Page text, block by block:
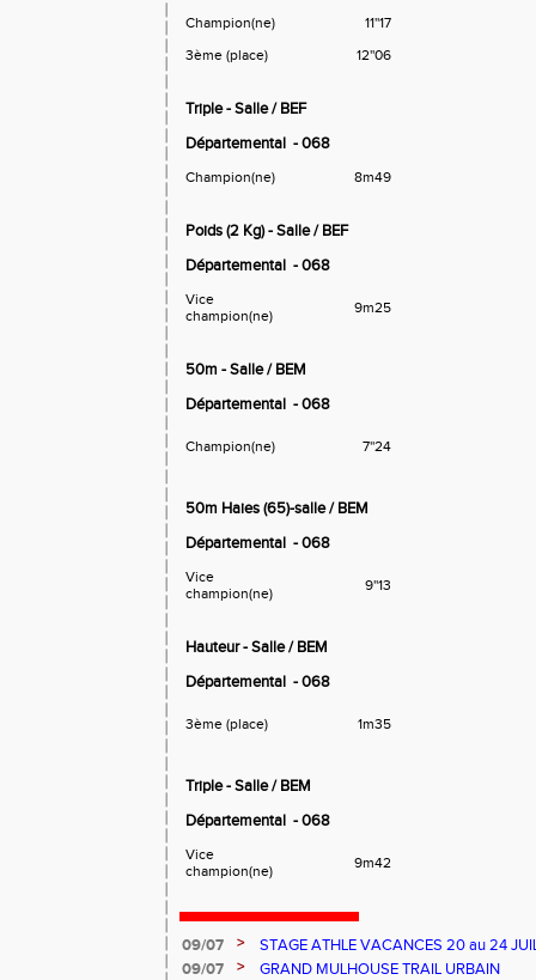
Champion(ne)
11''17
3ème (place)
12''06
Triple - Salle / BEF
Départemental - 068
Champion(ne) 8m49
Poids (2 Kg) - Salle / BEF
Départemental - 068
Vice
champion(ne)
9m25
50m - Salle / BEM
Départemental - 068
Champion(ne) 7''24
50m Haies (65)-salle / BEM
Départemental - 068
Vice
champion(ne)
9''13
Hauteur - Salle / BEM
Départemental - 068
3ème (place) 1m35
Triple - Salle / BEM
Départemental - 068
Vice
champion(ne)
9m42
09/07 >
STAGE ATHLE VACANCES 20 au 24
MULHOUSE
09/07 >
GRAND MULHOUSE TRAIL URBAIN